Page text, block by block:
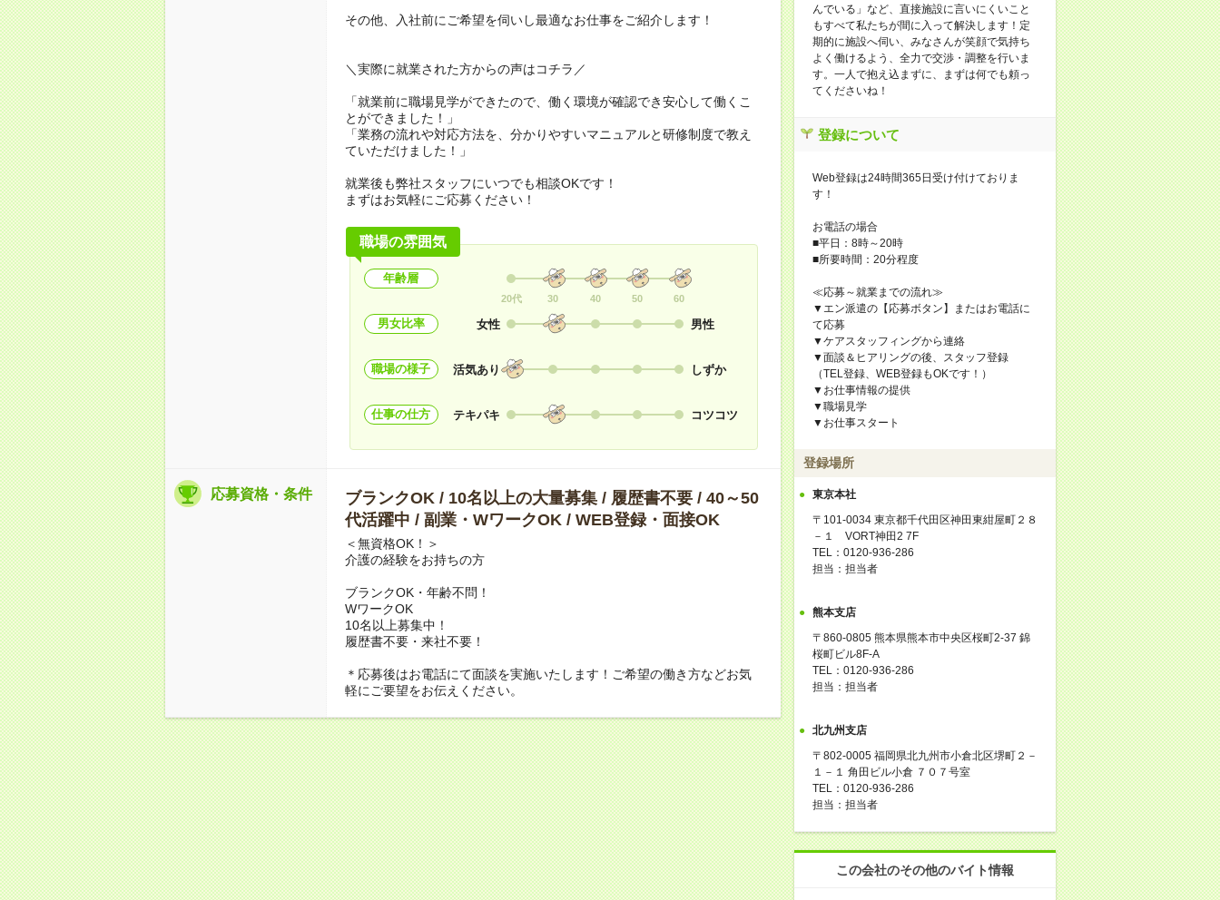
その他、入社前にご希望を伺いし最適なお仕事をご紹介します！
＼実際に就業された方からの声はコチラ／
「就業前に職場見学ができたので、働く環境が確認でき安心して働くこ
とができました！」
「業務の流れや対応方法を、分かりやすいマニュアルと研修制度で教え
ていただけました！」
就業後も弊社スタッフにいつでも相談OKです！
まずはお気軽にご応募ください！
職場の雰囲気
年齢層
20代 30 40 50 60
男女比率 女性 男性
職場の様子 活気あり しずか
仕事の仕方 テキパキ コツコツ
応募資格・条件
ブランクOK / 10名以上の大量募集 / 履歴書不要 / 40～50
代活躍中 / 副業・WワークOK / WEB登録・面接OK
＜無資格OK！＞
介護の経験をお持ちの方
ブランクOK・年齢不問！
WワークOK
10名以上募集中！
履歴書不要・来社不要！
＊応募後はお電話にて面談を実施いたします！ご希望の働き方などお気
軽にご要望をお伝えください。
んでいる」など、直接施設に言いにくいこと
もすべて私たちが間に入って解決します！定
期的に施設へ伺い、みなさんが笑顔で気持ち
よく働けるよう、全力で交渉・調整を行いま
す。一人で抱え込まずに、まずは何でも頼っ
てくださいね！
登録について
Web登録は24時間365日受け付けておりま
す！
お電話の場合
■平日：8時～20時
■所要時間：20分程度
≪応募～就業までの流れ≫
▼エン派遣の【応募ボタン】またはお電話に
て応募
▼ケアスタッフィングから連絡
▼面談＆ヒアリングの後、スタッフ登録
（TEL登録、WEB登録もOKです！）
▼お仕事情報の提供
▼職場見学
▼お仕事スタート
登録場所
東京本社
〒101-0034 東京都千代田区神田東紺屋町２８
－１ VORT神田2 7F
TEL：0120-936-286
担当：担当者
熊本支店
〒860-0805 熊本県熊本市中央区桜町2-37 錦
桜町ビル8F-A
TEL：0120-936-286
担当：担当者
北九州支店
〒802-0005 福岡県北九州市小倉北区堺町２－
１－１ 角田ビル小倉 ７０７号室
TEL：0120-936-286
担当：担当者
この会社のその他のバイト情報